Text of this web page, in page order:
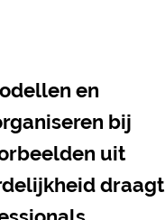
en
bij
uit
draagt